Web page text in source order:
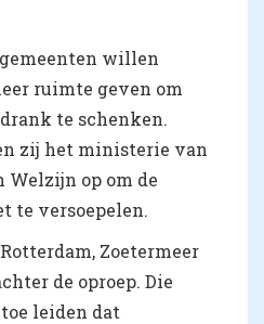
willen
ruimte geven om
te schenken.
zij het ministerie van
Welzijn op om de
te versoepelen.
Zoetermeer
de oproep. Die
leiden dat